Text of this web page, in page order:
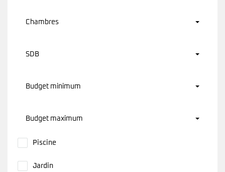
Chambres
SDB
Budget minimum
Budget maximum
Piscine
Jardin